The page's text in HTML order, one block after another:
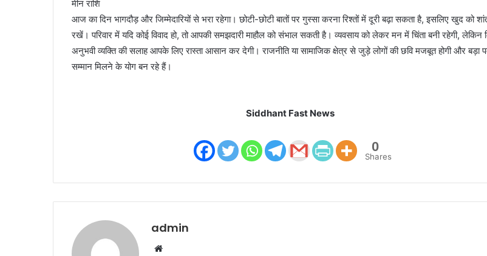
मीन राशि
आज का दिन भागदौड़ और जिम्मेदारियों से भरा रहेगा। छोटी-छोटी बातों पर गुस्सा करना रिश्तों में दूरी बढ़ा सकता है, इसलिए खुद को
रखें। परिवार में यदि कोई विवाद हो, तो आपकी समझदारी माहौल को संभाल सकती है। व्यवसाय को लेकर मन में चिंता बनी रहेगी, लेकिन
अनुभवी व्यक्ति की सलाह आपके लिए रास्ता आसान कर देगी। राजनीति या सामाजिक क्षेत्र से जुड़े लोगों की छवि मजबूत होगी और बड़ा
सम्मान मिलने के योग बन रहे हैं।
Siddhant Fast News
0
Shares
admin